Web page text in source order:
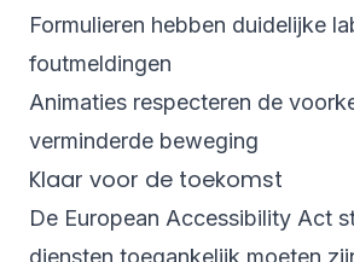
Formulieren hebben duidelijke
foutmeldingen
Animaties respecteren de
verminderde beweging
Klaar voor de toekomst
De European Accessibility Act
diensten toegankelijk moeten